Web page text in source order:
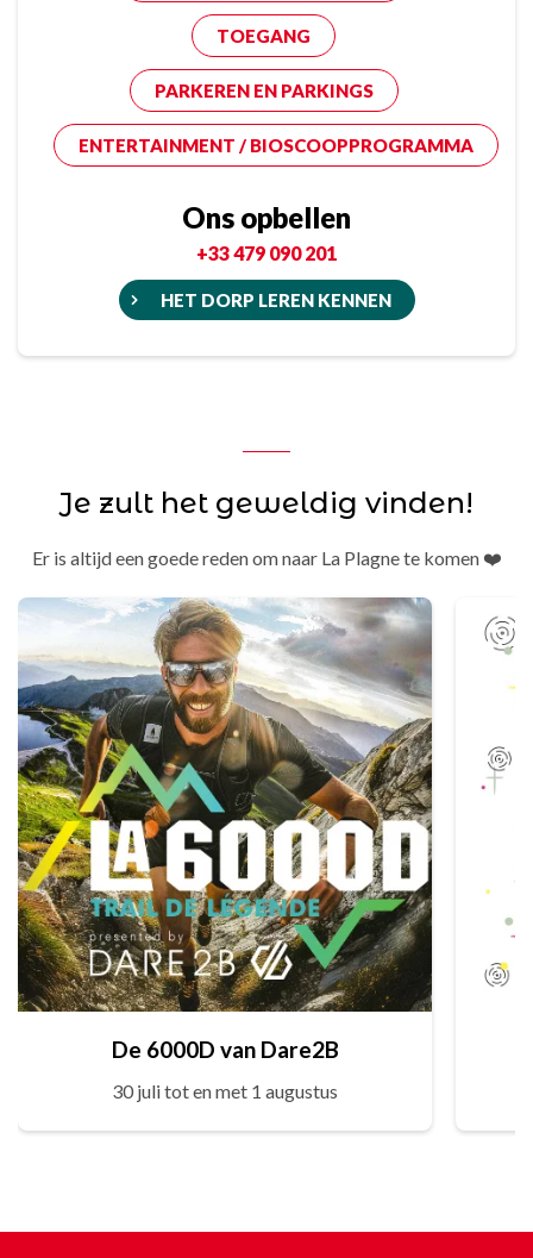
TOEGANG
PARKEREN EN PARKINGS
ENTERTAINMENT / BIOSCOOPPROGRAMMA
Ons opbellen
+33 479 090 201
HET DORP LEREN KENNEN
Je zult het geweldig vinden!
Er is altijd een goede reden om naar La Plagne te komen ❤️
De 6000D van Dare2B
30 juli tot en met 1 augustus